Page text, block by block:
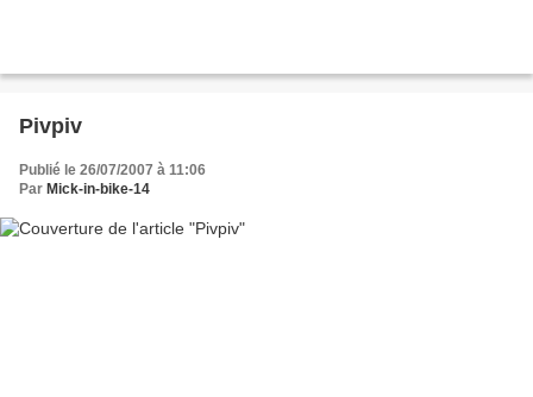
Pivpiv
Publié le 26/07/2007 à 11:06
Par Mick-in-bike-14